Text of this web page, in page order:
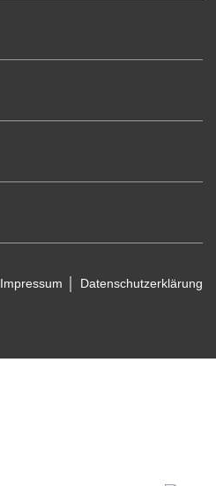
Impressum Datenschutzerklärung